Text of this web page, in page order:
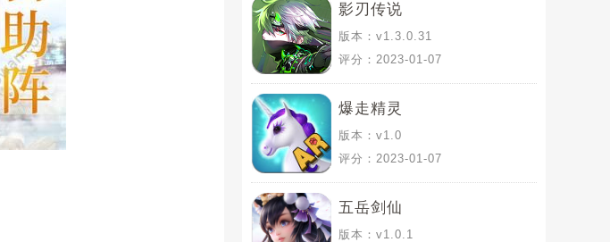
影刃传说
版本：v1.3.0.31
评分：2023-01-07
爆走精灵
版本：v1.0
评分：2023-01-07
五岳剑仙
版本：v1.0.1